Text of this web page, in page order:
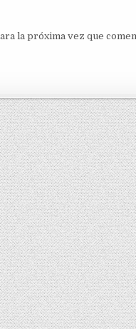
la próxima vez que